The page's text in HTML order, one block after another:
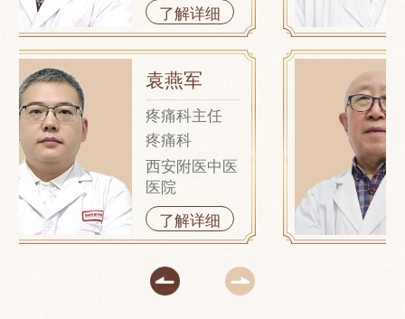
了解详细
袁燕军
疼痛科主任
疼痛科
西安附医中医
医院
了解详细